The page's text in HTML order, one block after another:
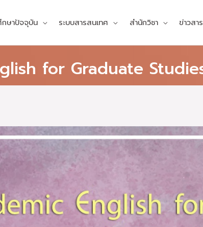
ษาปัจจุบัน ระบบสารสนเทศ สำนักวิชา ข่าวสาร
for Graduate